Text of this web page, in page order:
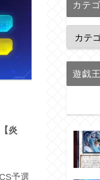
炎
予選
カテ
遊戯